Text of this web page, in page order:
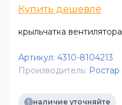
Купить дешевле
крыльчатка вентилятора
Артикул: 4310-8104213
Производитель: Ростар
наличие уточняйте